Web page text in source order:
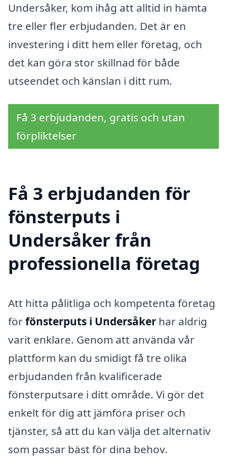
Undersåker, kom ihåg att alltid in hämta
tre eller fler erbjudanden. Det är en
investering i ditt hem eller företag, och
det kan göra stor skillnad för både
utseendet och känslan i ditt rum.
Få 3 erbjudanden, gratis och utan
förpliktelser
Få 3 erbjudanden för
fönsterputs i
Undersåker från
professionella företag
Att hitta pålitliga och kompetenta företag
förfönsterputs i Undersåker har aldrig
varit enklare. Genom att använda vår
plattform kan du smidigt få tre olika
erbjudanden från kvalificerade
fönsterputsare i ditt område. Vi gör det
enkelt för dig att jämföra priser och
tjänster, så att du kan välja det alternativ
som passar bäst för dina behov.